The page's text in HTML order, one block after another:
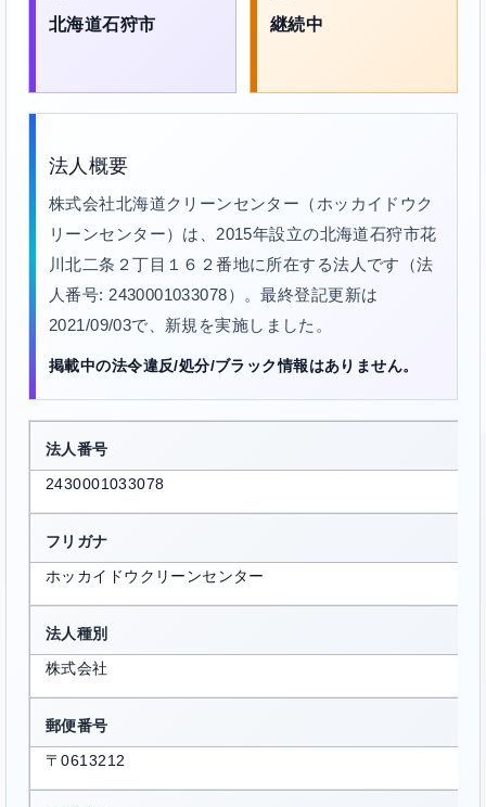
北海道石狩市 継続中
法人概要
株式会社北海道クリーンセンター（ホッカイドウク
リーンセンター）は、2015年設立の北海道石狩市花
川北二条２丁目１６２番地に所在する法人です（法
人番号: 2430001033078）。最終登記更新は
2021/09/03で、新規を実施しました。
掲載中の法令違反/処分/ブラック情報はありません。
法人番号
2430001033078
フリガナ
ホッカイドウクリーンセンター
法人種別
株式会社
郵便番号
〒0613212